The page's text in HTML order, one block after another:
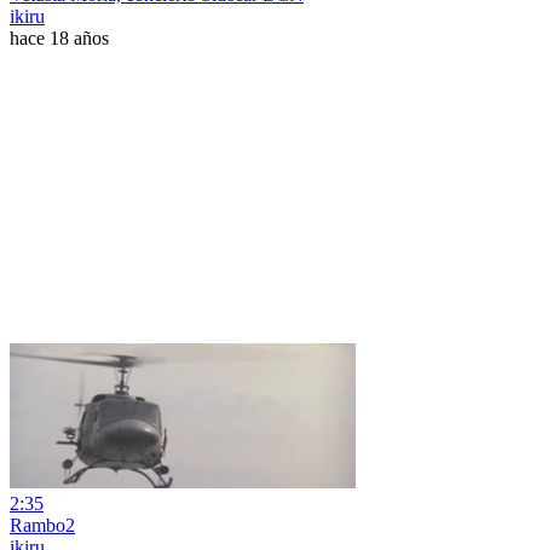
ikiru
hace 18 años
2:35
Rambo2